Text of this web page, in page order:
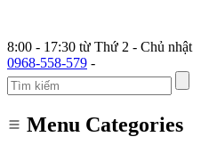
8:00 - 17:30 từ Thứ 2 - Chủ nhật
0968-558-579 -
Menu Categories